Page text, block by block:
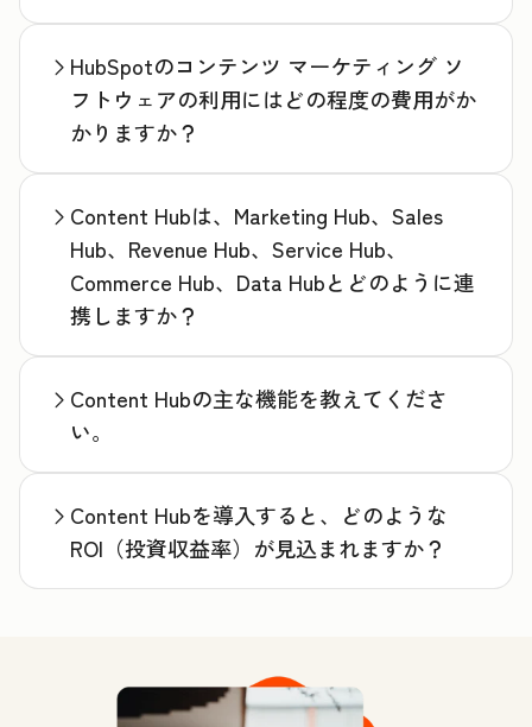
HubSpotのコンテンツ マーケティング ソ
フトウェアの利用にはどの程度の費用がか
かりますか？
Content Hubは、Marketing Hub、Sales
Hub、Revenue Hub、Service Hub、
Commerce Hub、Data Hubとどのように連
携しますか？
Content Hubの主な機能を教えてくださ
い。
Content Hubを導入すると、どのような
ROI（投資収益率）が見込まれますか？